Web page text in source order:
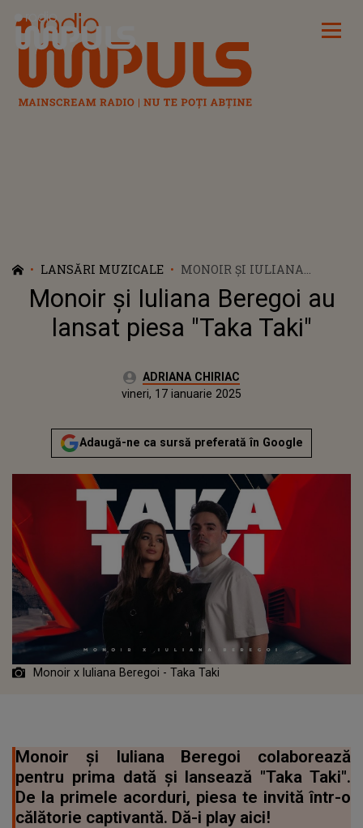
Radio Impuls
LANSĂRI MUZICALE
MONOIR ȘI IULIANA
BEREGOI AU LANSAT PIESA
"TAKA TAKI"
Monoir și Iuliana Beregoi au
lansat piesa "Taka Taki"
Autor:ADRIANA CHIRIAC
miercuri, 17 ianuarie 2024Actualizat:
vineri, 17 ianuarie 2025
Adaugă-ne ca sursă preferată în Google
Monoir x Iuliana Beregoi - Taka Taki
Monoir și Iuliana Beregoi colaborează
pentru prima dată și lansează "Taka Taki".
De la primele acorduri, piesa te invită într-o
călătorie captivantă. Dă-i play aici!